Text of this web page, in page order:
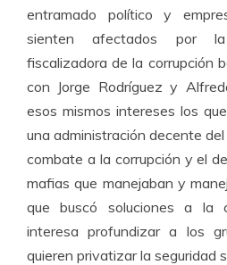
entramado político y
sienten afectados por la
fiscalizadora de la corrupción
con Jorge Rodríguez y
esos mismos intereses los
una administración decente
combate a la corrupción y el
mafias que manejaban y
que buscó soluciones a la
interesa profundizar a los
quieren privatizar la seguridad